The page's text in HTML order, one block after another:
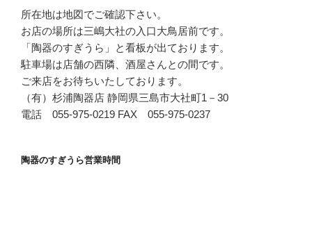
所在地は地図でご確認下さい。
お店の場所は三嶋大社の入口大鳥居前です。
「陶器のすぎうら」と看板が出ております。
駐車場は店舗の西隣、酒屋さんとの間です。
ご来店をお待ちいたしております。
（有）杉浦陶器店 静岡県三島市大社町1－30
電話 055-975-0219 FAX 055-975-0237
陶器のすぎうら営業時間